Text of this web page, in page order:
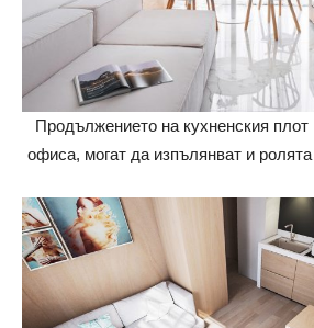
Продължението на кухненския
офиса, могат да изпълянват и